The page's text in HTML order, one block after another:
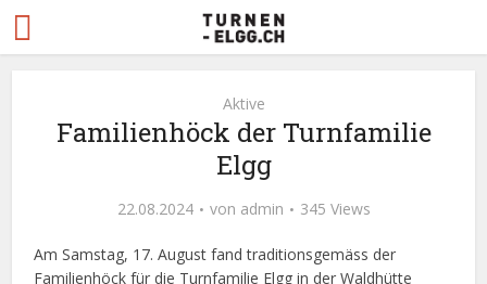
Aktive
Familienhöck der Turnfamilie
Elgg
22.08.2024 von admin 345 Views
Am Samstag, 17. August fand traditionsgemäss der
Familienhöck für die Turnfamilie Elgg in der Waldhütte